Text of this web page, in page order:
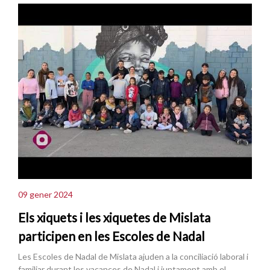
09 gener 2024
Els xiquets i les xiquetes de Mislata
participen en les Escoles de Nadal
Les Escoles de Nadal de Mislata ajuden a la conciliació laboral i